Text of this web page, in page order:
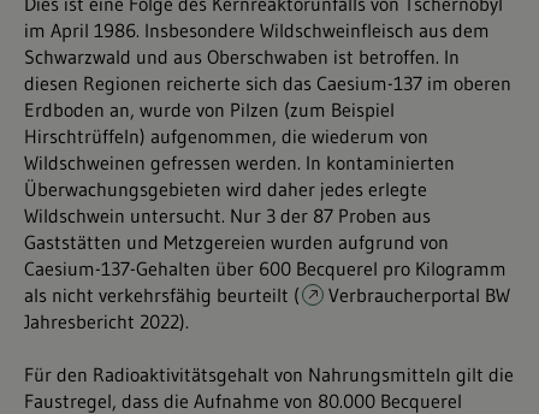
im April 1986. Insbesondere Wildschweinfleisch aus dem
Schwarzwald und aus Oberschwaben ist betroffen. In
diesen Regionen reicherte sich das Caesium-137 im oberen
Erdboden an, wurde von Pilzen (zum Beispiel
Hirschtrüffeln) aufgenommen, die wiederum von
Wildschweinen gefressen werden. In kontaminierten
Überwachungsgebieten wird daher jedes erlegte
Wildschwein untersucht. Nur 3 der 87 Proben aus
Gaststätten und Metzgereien wurden aufgrund von
Caesium-137-Gehalten über 600 Becquerel pro Kilogramm
als nicht verkehrsfähig beurteilt (
Verbraucherportal BW
Jahresbericht 2022).
Für den Radioaktivitätsgehalt von Nahrungsmitteln gilt die
Faustregel, dass die Aufnahme von 80.000 Becquerel